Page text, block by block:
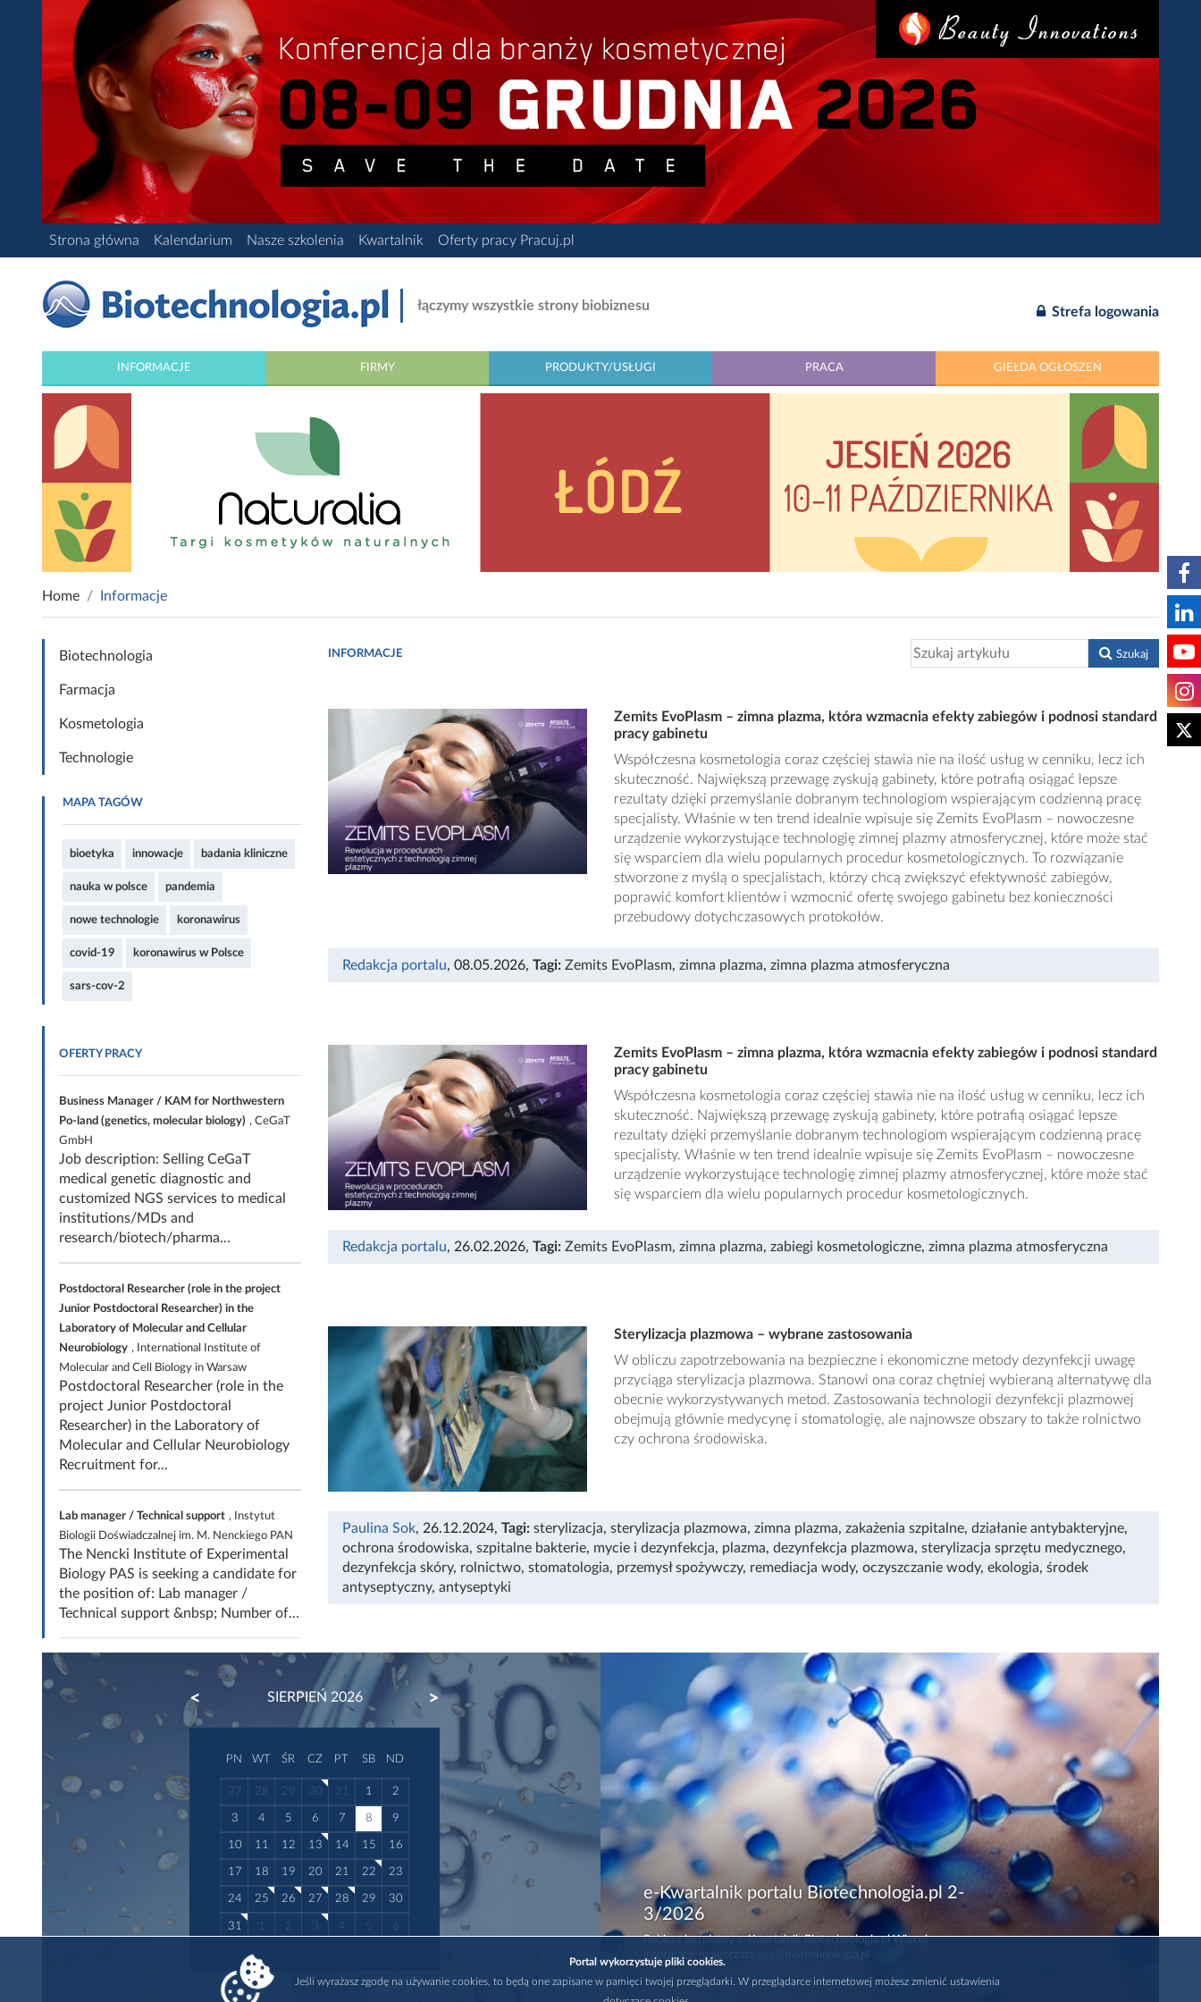
Strona główna Kalendarium Nasze szkolenia Kwartalnik Oferty pracy Pracuj.pl
łączymy wszystkie strony biobiznesu Strefa logowania
INFORMACJE FIRMY PRODUKTY/USŁUGI PRACA GIEŁDA OGŁOSZEŃ
Home Informacje
Biotechnologia
Farmacja
Kosmetologia
Technologie
MAPA TAGÓW
bioetyka innowacje badania kliniczne
nauka w polsce pandemia
nowe technologie koronawirus
covid-19 koronawirus w Polsce
sars-cov-2
OFERTY PRACY
Business Manager / KAM for Northwestern
Po-land (genetics, molecular biology) , CeGaT
GmbH
Job description: Selling CeGaT
medical genetic diagnostic and
customized NGS services to medical
institutions/MDs and
research/biotech/pharma...
Postdoctoral Researcher (role in the project
Junior Postdoctoral Researcher) in the
Laboratory of Molecular and Cellular
Neurobiology , International Institute of
Molecular and Cell Biology in Warsaw
Postdoctoral Researcher (role in the
project Junior Postdoctoral
Researcher) in the Laboratory of
Molecular and Cellular Neurobiology
Recruitment for...
Lab manager / Technical support , Instytut
Biologii Doświadczalnej im. M. Nenckiego PAN
The Nencki Institute of Experimental
Biology PAS is seeking a candidate for
the position of: Lab manager /
Technical support &nbsp; Number of...
INFORMACJE Szukaj
Zemits EvoPlasm – zimna plazma, która wzmacnia efekty zabiegów i podnosi standard
pracy gabinetu
Współczesna kosmetologia coraz częściej stawia nie na ilość usług w cenniku, lecz ich
skuteczność. Największą przewagę zyskują gabinety, które potrafią osiągać lepsze
rezultaty dzięki przemyślanie dobranym technologiom wspierającym codzienną pracę
specjalisty. Właśnie w ten trend idealnie wpisuje się Zemits EvoPlasm – nowoczesne
urządzenie wykorzystujące technologię zimnej plazmy atmosferycznej, które może stać
się wsparciem dla wielu popularnych procedur kosmetologicznych. To rozwiązanie
stworzone z myślą o specjalistach, którzy chcą zwiększyć efektywność zabiegów,
poprawić komfort klientów i wzmocnić ofertę swojego gabinetu bez konieczności
przebudowy dotychczasowych protokołów.
Redakcja portalu, 08.05.2026, Tagi: Zemits EvoPlasm, zimna plazma, zimna plazma atmosferyczna
Zemits EvoPlasm – zimna plazma, która wzmacnia efekty zabiegów i podnosi standard
pracy gabinetu
Współczesna kosmetologia coraz częściej stawia nie na ilość usług w cenniku, lecz ich
skuteczność. Największą przewagę zyskują gabinety, które potrafią osiągać lepsze
rezultaty dzięki przemyślanie dobranym technologiom wspierającym codzienną pracę
specjalisty. Właśnie w ten trend idealnie wpisuje się Zemits EvoPlasm – nowoczesne
urządzenie wykorzystujące technologię zimnej plazmy atmosferycznej, które może stać
się wsparciem dla wielu popularnych procedur kosmetologicznych.
Redakcja portalu, 26.02.2026, Tagi: Zemits EvoPlasm, zimna plazma, zabiegi kosmetologiczne, zimna plazma atmosferyczna
Sterylizacja plazmowa – wybrane zastosowania
W obliczu zapotrzebowania na bezpieczne i ekonomiczne metody dezynfekcji uwagę
przyciąga sterylizacja plazmowa. Stanowi ona coraz chętniej wybieraną alternatywę dla
obecnie wykorzystywanych metod. Zastosowania technologii dezynfekcji plazmowej
obejmują głównie medycynę i stomatologię, ale najnowsze obszary to także rolnictwo
czy ochrona środowiska.
Paulina Sok, 26.12.2024, Tagi: sterylizacja, sterylizacja plazmowa, zimna plazma, zakażenia szpitalne, działanie antybakteryjne,
ochrona środowiska, szpitalne bakterie, mycie i dezynfekcja, plazma, dezynfekcja plazmowa, sterylizacja sprzętu medycznego,
dezynfekcja skóry, rolnictwo, stomatologia, przemysł spożywczy, remediacja wody, oczyszczanie wody, ekologia, środek
antyseptyczny, antyseptyki
SIERPIEŃ 2026
PREVIOUS NEXT
PN WT ŚR CZ PT SB ND
27 28 29 30 31 1 2
3 4 5 6 7 8 9
10 11 12 13 14 15 16
17 18 19 20 21 22 23
24 25 26 27 28 29 30
31 1 2 3 4 5 6
e-Kwartalnik portalu Biotechnologia.pl 2-
3/2026
Pobierz bezpłatny e-Kwartalnik Biotechnologia.pl Więcej
informacji: malgorzata.ges@biotechnologia.pl
Portal wykorzystuje pliki cookies.
Jeśli wyrażasz zgodę na używanie cookies, to będą one zapisane w pamięci twojej przeglądarki. W przeglądarce internetowej możesz zmienić ustawienia